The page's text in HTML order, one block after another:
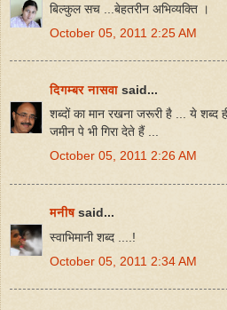
बिल्‍कुल सच ...बेहतरीन अभिव्‍यक्ति ।
October 05, 2011 2:25 AM
दिगम्बर नासवा said...
शब्दों का मान रखना जरूरी है ... ये शब्द
जमीन पे भी गिरा देते हैं ...
October 05, 2011 2:26 AM
मनीषsaid...
स्वाभिमानी शब्द ....!
October 05, 2011 2:34 AM